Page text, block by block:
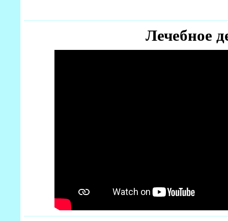
Лечебное